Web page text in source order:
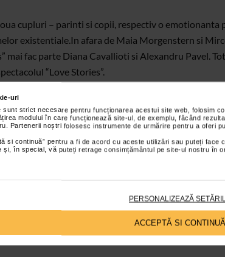
uri
sunt strict necesare pentru funcționarea acestui site web, folosim
modului în care funcționează site-ul, de exemplu, făcând
Partenerii noștri folosesc instrumente de urmărire pentru a oferi
si continuă” pentru a fi de acord cu aceste utilizări sau puteți face
și, în special, vă puteți retrage consimțământul pe site-ul nostru în
PERSONALIZEAZĂ
ACCEPTĂ SI CONTINUĂ
cupluri – parinti si copii, respectiv o emotionanta
existentiale. In afara de Maia Morgenstern si
mai fac parte Diana Cavallioti si Alexandru Pavel.
“Love Stories”.
Goga, iar scenografia de Lia Dogaru.